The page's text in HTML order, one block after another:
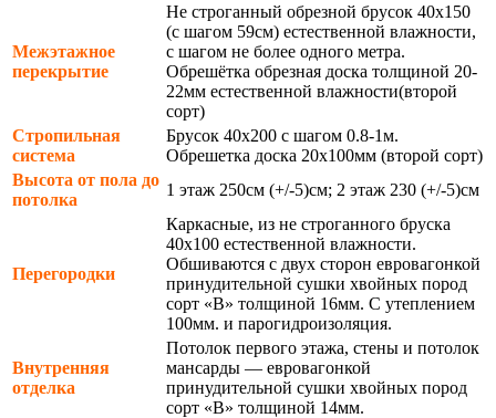
Межэтажное
перекрытие
Не строганный обрезной брусок 40х150
(с шагом 59см) естественной влажности,
с шагом не более одного метра.
Обрешётка обрезная доска толщиной 20-
22мм естественной влажности(второй
сорт)
Стропильная
система
Брусок 40х200 с шагом 0.8-1м.
Обрешетка доска 20х100мм (второй сорт)
Высота от пола до
потолка
1 этаж 250см (+/-5)см; 2 этаж 230 (+/-5)см
Перегородки
Каркасные, из не строганного бруска
40х100 естественной влажности.
Обшиваются с двух сторон евровагонкой
принудительной сушки хвойных пород
сорт «В» толщиной 16мм. С утеплением
100мм. и парогидроизоляция.
Внутренняя
отделка
Потолок первого этажа, стены и потолок
мансарды — евровагонкой
принудительной сушки хвойных пород
сорт «В» толщиной 14мм.